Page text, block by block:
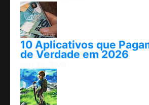
10 Aplicativos que
de Verdade em 2026